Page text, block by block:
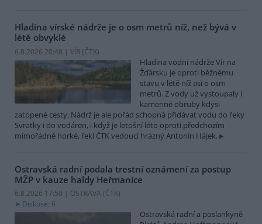
Hladina vírské nádrže je o osm metrů níž, než bývá v
létě obvyklé
6.8.2026 20:48 | VÍR (ČTK)
Hladina vodní nádrže Vír na
Žďársku je oproti běžnému
stavu v létě níž asi o osm
metrů. Z vody už vystoupaly i
kamenné obruby kdysi
zatopené cesty. Nádrž je ale pořád schopná přidávat vodu do řeky
Svratky i do vodáren, i když je letošní léto oproti předchozím
mimořádně horké, řekl ČTK vedoucí hrázný Antonín Hájek.
Ostravská radní podala trestní oznámení za postup
MŽP v kauze haldy Heřmanice
6.8.2026 17:50 | OSTRAVA (ČTK)
Diskuse: 6
Ostravská radní a poslankyně